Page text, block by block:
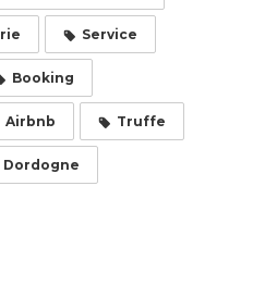
Service
Booking
Airbnb Truffe
Dordogne